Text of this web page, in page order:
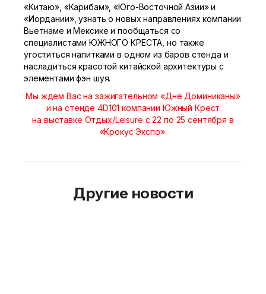
«Китаю», «Карибам», «Юго-Восточной Азии» и
«Иордании», узнать о новых направлениях компании
Вьетнаме и Мексике и пообщаться со
специалистами ЮЖНОГО КРЕСТА, но также
угоститься напитками в одном из баров стенда и
насладиться красотой китайской архитектуры с
элементами фэн шуя.
Мы ждем Вас на зажигательном «Дне Доминиканы»
и на стенде 4D101 компании Южный Крест
на выставке Отдых/Leisure с 22 по 25 сентября в
«Крокус Экспо».
Другие новости